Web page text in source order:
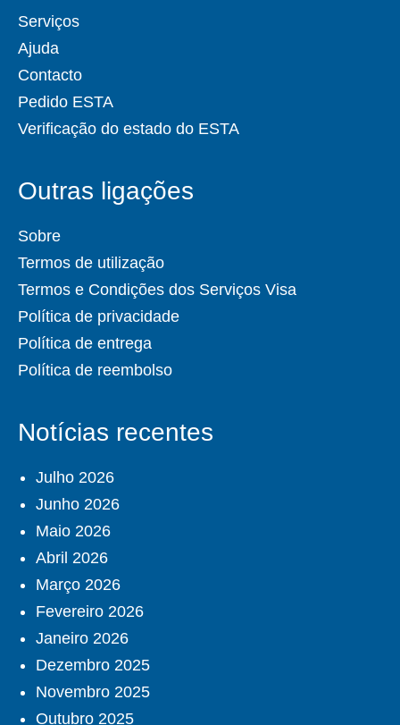
Serviços
Ajuda
Contacto
Pedido ESTA
Verificação do estado do ESTA
Outras ligações
Sobre
Termos de utilização
Termos e Condições dos Serviços Visa
Política de privacidade
Política de entrega
Política de reembolso
Notícias recentes
Julho 2026
Junho 2026
Maio 2026
Abril 2026
Março 2026
Fevereiro 2026
Janeiro 2026
Dezembro 2025
Novembro 2025
Outubro 2025